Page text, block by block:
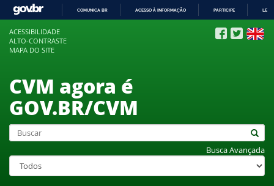
COMUNICA BR ACESSO À INFORMAÇÃO PARTICIPE
ACESSIBILIDADE
ALTO-CONTRASTE
MAPA DO SITE
CVM agora é
GOV.BR/CVM
Busca Avançada